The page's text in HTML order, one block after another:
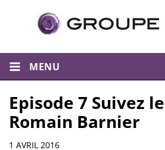
MENU
Episode 7 Suivez
Romain Barnier
1 AVRIL 2016